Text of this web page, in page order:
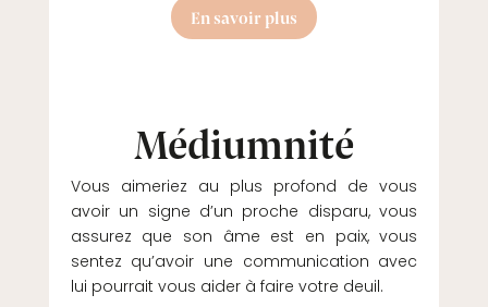
En savoir plus
Médiumnité
Vous aimeriez au plus profond de vous
avoir un signe d’un proche disparu, vous
assurez que son âme est en paix, vous
sentez qu’avoir une communication avec
lui pourrait vous aider à faire votre deuil.